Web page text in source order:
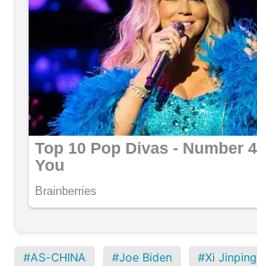
AS-CHINA Joe Biden Xi Jinping